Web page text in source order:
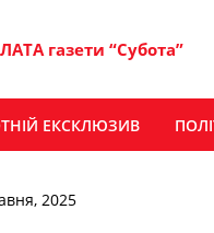
газети “Субота”
ЕКСКЛЮЗИВ
2025